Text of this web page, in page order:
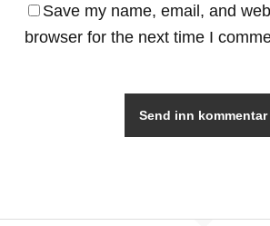
Save my name, email, and
browser for the next time I